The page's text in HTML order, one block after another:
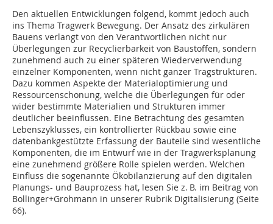
Den aktuellen Entwicklungen folgend, kommt jedoch auch
ins Thema Tragwerk Bewegung. Der Ansatz des zirkulären
Bauens verlangt von den Verantwortlichen nicht nur
Überlegungen zur Recyclierbarkeit von Baustoffen, sondern
zunehmend auch zu einer späteren Wiederverwendung
einzelner Komponenten, wenn nicht ganzer Tragstrukturen.
Dazu kommen Aspekte der Materialoptimierung und
Ressourcenschonung, welche die Überlegungen für oder
wider bestimmte Materialien und Strukturen immer
deutlicher beeinflussen. Eine Betrachtung des gesamten
Lebenszyklusses, ein kontrollierter Rückbau sowie eine
datenbankgestützte Erfassung der Bauteile sind wesentliche
Komponenten, die im Entwurf wie in der Tragwerksplanung
eine zunehmend größere Rolle spielen werden. Welchen
Einfluss die sogenannte Ökobilanzierung auf den digitalen
Planungs- und Bauprozess hat, lesen Sie z. B. im Beitrag von
Bollinger+Grohmann in unserer Rubrik Digitalisierung (Seite
66).